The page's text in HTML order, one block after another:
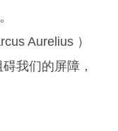
Aurelius ）
我们的屏障，